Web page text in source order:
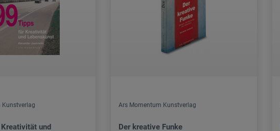
und
Ars Momentum Kunstverlag
Der kreative Funke